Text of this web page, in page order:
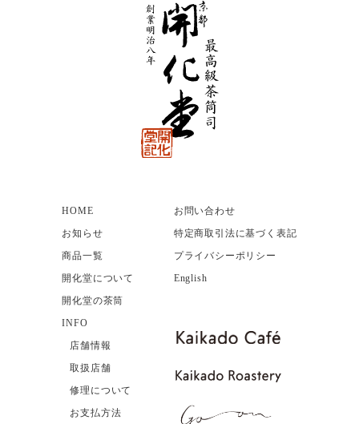
HOME
お知らせ
商品一覧
開化堂について
開化堂の茶筒
INFO
店舗情報
取扱店舗
修理について
お支払方法
お問い合わせ
特定商取引法に基づく表記
プライバシーポリシー
English